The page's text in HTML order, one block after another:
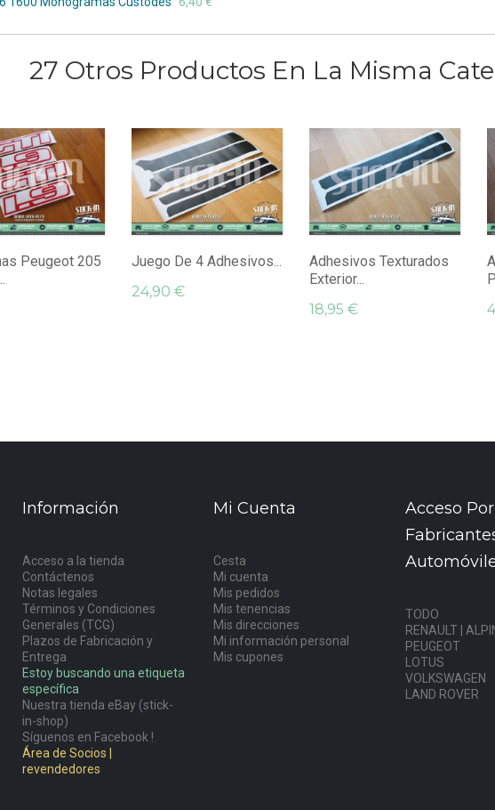
27 Otros Productos En La Misma
Peugeot 205
Juego De 4 Adhesivos...
24,90 €
Adhesivos Texturados
Exterior...
18,95 €
Información
Acceso a la tienda
Contáctenos
Notas legales
Términos y Condiciones
Generales (TCG)
Plazos de Fabricación y
Entrega
Estoy buscando una etiqueta
específica
Nuestra tienda eBay (stick-
in-shop)
Síguenos en Facebook !
Área de Socios |
revendedores
Mi Cuenta
Cesta
Mi cuenta
Mis pedidos
Mis tenencias
Mis direcciones
Mi información personal
Mis cupones
Acceso Por
TODO
RENAULT |
PEUGEOT
LOTUS
VOLKSWAGEN
LAND ROVER